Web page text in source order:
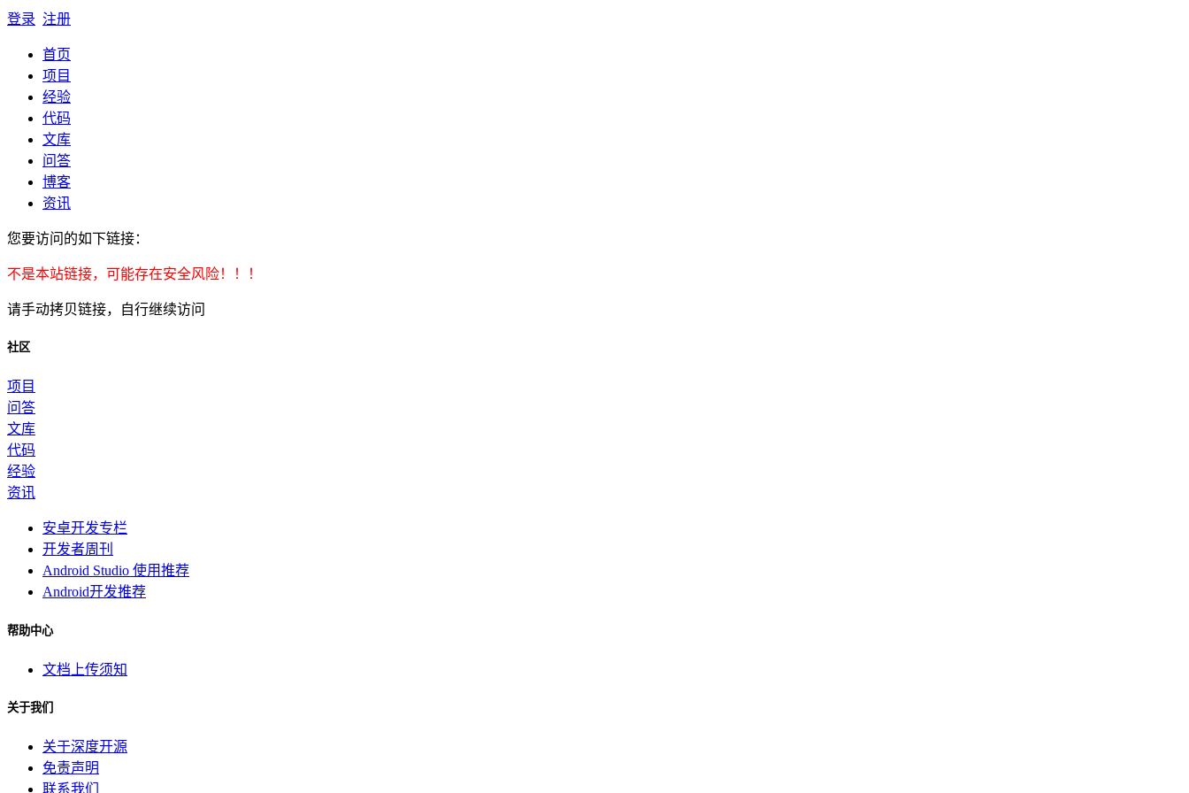
登录 注册
首页
项目
经验
代码
文库
问答
博客
资讯
您要访问的如下链接：
不是本站链接，可能存在安全风险！！！
请手动拷贝链接，自行继续访问
社区
项目
问答
文库
代码
经验
资讯
安卓开发专栏
开发者周刊
Android Studio 使用推荐
Android开发推荐
帮助中心
文档上传须知
关于我们
关于深度开源
免责声明
联系我们